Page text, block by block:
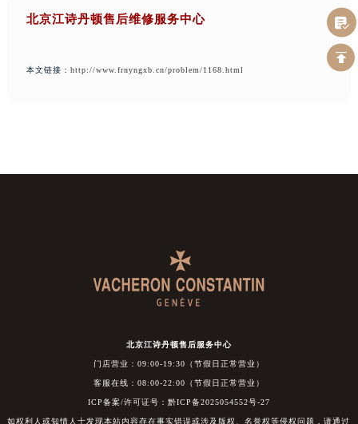
北京江诗丹顿售后维修服务中心
本文链接： http://www.frnyngxb.cn/problem/1168.html
北京江诗丹顿售后服务中心
门店营业：09:00-19:30（节假日正常营业）
客服在线：08:00-22:00（节假日正常营业）
ICP备案/许可证号：黔ICP备2025054552号-27
如权利人或知情人士发现本站内容存在事实错误或涉及版权、名誉权等侵权问题，请通过